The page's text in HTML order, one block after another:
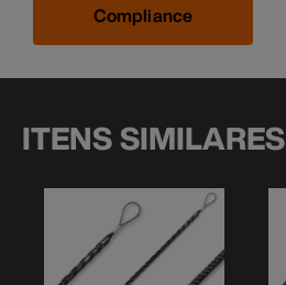
Compliance
ITENS SIMILARES